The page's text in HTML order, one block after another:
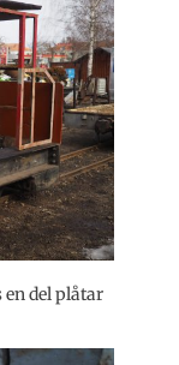
del plåtar